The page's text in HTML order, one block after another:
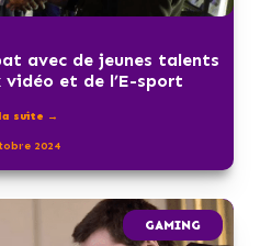
avec de jeunes talents
vidéo et de l’E-sport
suite →
2024
GAMING